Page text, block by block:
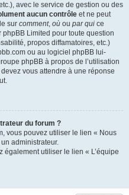
avec le service de gestion ou des
aucun contrôle et ne peut
sur comment, où ou par qui ce
Limited pour toute question
propos diffamatoires, etc.)
ou au logiciel phpBB lui-
phpBB à propos de l’utilisation
vous attendre à une réponse
du forum ?
vous pouvez utiliser le lien « Nous
administrateur.
également utiliser le lien « L’équipe